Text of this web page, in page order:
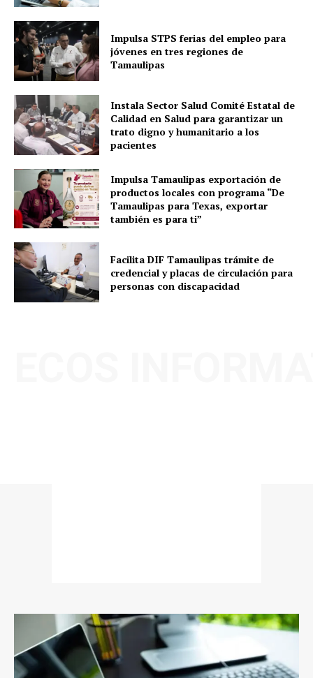
Impulsa STPS ferias del empleo para
jóvenes en tres regiones de
Tamaulipas
Instala Sector Salud Comité Estatal de
Calidad en Salud para garantizar un
trato digno y humanitario a los
pacientes
Impulsa Tamaulipas exportación de
productos locales con programa “De
Tamaulipas para Texas, exportar
también es para ti”
Facilita DIF Tamaulipas trámite de
credencial y placas de circulación para
personas con discapacidad